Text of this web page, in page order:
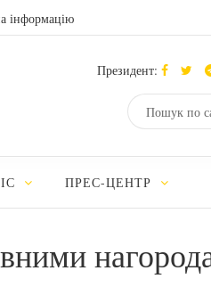
інформацію
Президент:
ПРЕС-ЦЕНТР